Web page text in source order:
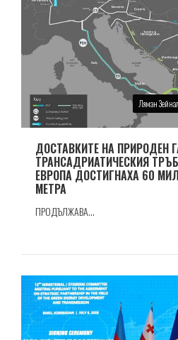
Ляман
ДОСТАВКИТЕ НА ПРИРОДЕН
ТРАНСАДРИАТИЧЕСКИЯ
ЕВРОПА ДОСТИГНАХА 60
МЕТРА
ПРОДЪЛЖАВА...